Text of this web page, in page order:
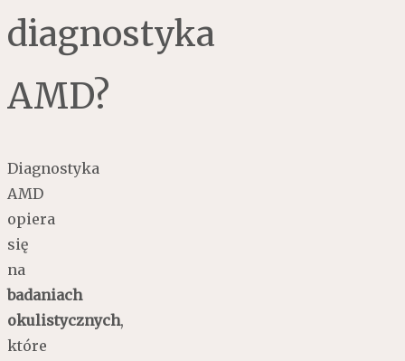
diagnostyka
AMD?
Diagnostyka
AMD
opiera
się
na
badaniach
okulistycznych,
które